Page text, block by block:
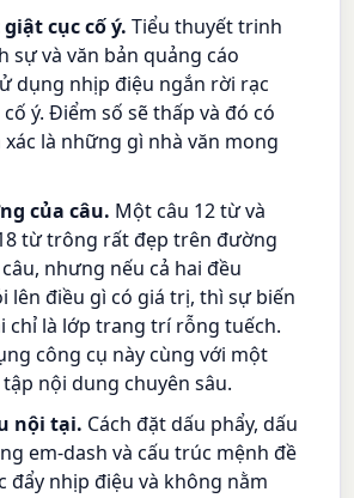
cục cố ý. Tiểu thuyết trinh
sự và văn bản quảng cáo
dụng nhịp điệu ngắn rời rạc
ý. Điểm số sẽ thấp và đó có
là những gì nhà văn mong
của câu. Một câu 12 từ và
từ trông rất đẹp trên đường
nhưng nếu cả hai đều
lên điều gì có giá trị, thì sự biến
chỉ là lớp trang trí rỗng tuếch.
công cụ này cùng với một
nội dung chuyên sâu.
nội tại. Cách đặt dấu phẩy, dấu
em-dash và cấu trúc mệnh đề
đẩy nhịp điệu và không nằm